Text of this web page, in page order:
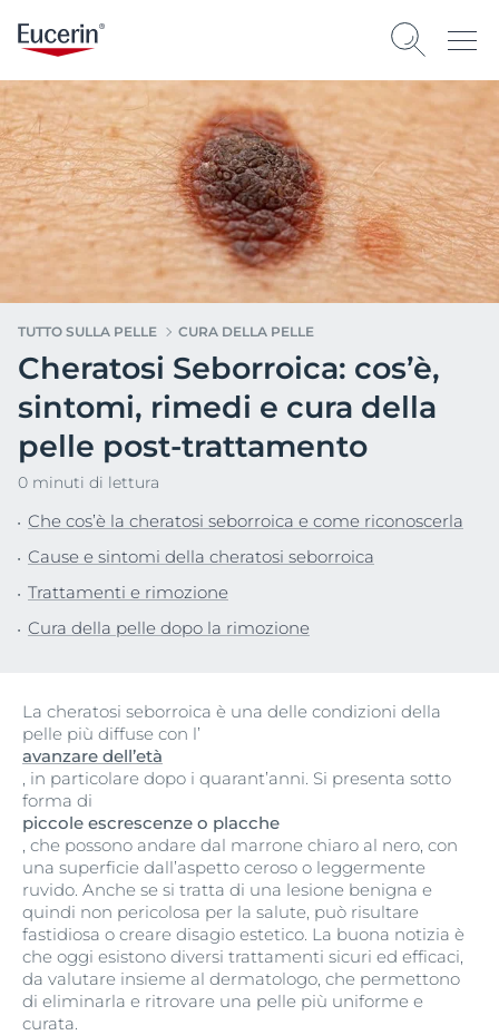
TUTTO SULLA PELLE CURA DELLA PELLE
Cheratosi Seborroica: cos’è,
sintomi, rimedi e cura della
pelle post-trattamento
0 minuti di lettura
Che cos’è la cheratosi seborroica e come riconoscerla
Cause e sintomi della cheratosi seborroica
Trattamenti e rimozione
Cura della pelle dopo la rimozione
La cheratosi seborroica è una delle condizioni della
pelle più diffuse con l’
avanzare dell’età
, in particolare dopo i quarant’anni. Si presenta sotto
forma di
piccole escrescenze o placche
, che possono andare dal marrone chiaro al nero, con
una superficie dall’aspetto ceroso o leggermente
ruvido. Anche se si tratta di una lesione benigna e
quindi non pericolosa per la salute, può risultare
fastidiosa o creare disagio estetico. La buona notizia è
che oggi esistono diversi trattamenti sicuri ed efficaci,
da valutare insieme al dermatologo, che permettono
di eliminarla e ritrovare una pelle più uniforme e
curata.